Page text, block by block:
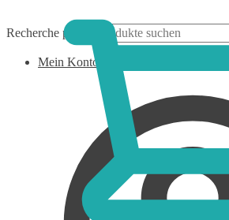
Recherche pour :
Mein Konto